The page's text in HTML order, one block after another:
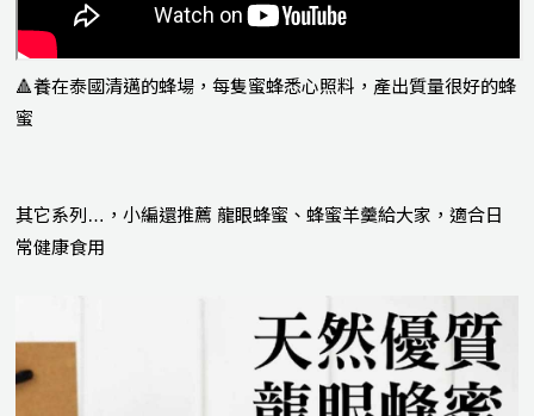
🔺養在泰國清邁的蜂場，每隻蜜蜂悉心照料，產出質量很好的蜂
蜜
其它系列…，小編還推薦 龍眼蜂蜜、蜂蜜羊羹給大家，適合日
常健康食用